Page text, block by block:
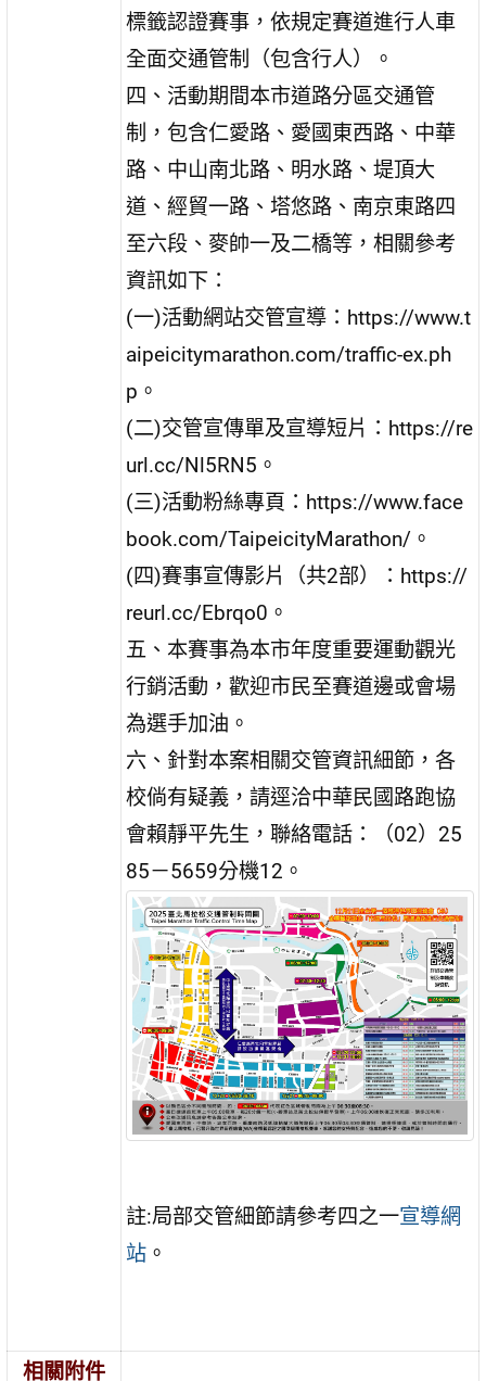
標籤認證賽事，依規定賽道進行人車
全面交通管制（包含行人）。
四、活動期間本市道路分區交通管
制，包含仁愛路、愛國東西路、中華
路、中山南北路、明水路、堤頂大
道、經貿一路、塔悠路、南京東路四
至六段、麥帥一及二橋等，相關參考
資訊如下：
(一)活動網站交管宣導：https://www.t
aipeicitymarathon.com/traffic-ex.ph
p。
(二)交管宣傳單及宣導短片：https://re
url.cc/Nl5RN5。
(三)活動粉絲專頁：https://www.face
book.com/TaipeicityMarathon/。
(四)賽事宣傳影片（共2部）：https://
reurl.cc/Ebrqo0。
五、本賽事為本市年度重要運動觀光
行銷活動，歡迎市民至賽道邊或會場
為選手加油。
六、針對本案相關交管資訊細節，各
校倘有疑義，請逕洽中華民國路跑協
會賴靜平先生，聯絡電話：（02）25
85－5659分機12。
註:局部交管細節請參考四之一宣導網
站 。
相關附件